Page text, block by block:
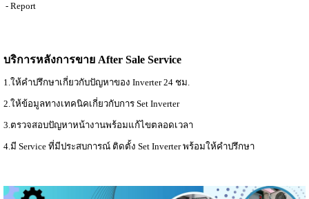
- Report
บริการหลังการขาย After Sale Service
1.ให้คำปรึกษาเกี่ยวกับปัญหาของ Inverter 24 ชม.
2.ให้ข้อมูลทางเทคนิคเกี่ยวกับการ Set Inverter
3.ตรวจสอบปัญหาหน้างานพร้อมแก้ไขตลอดเวลา
4.มี Service ที่มีประสบการณ์ ติดตั้ง Set Inverter พร้อมให้คำปรึกษา